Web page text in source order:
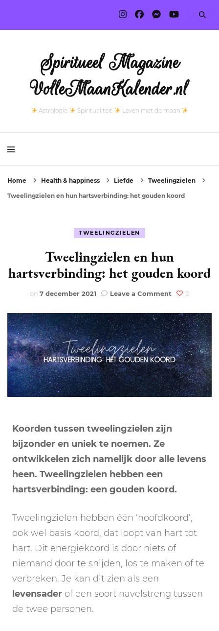
Spiritueel Magazine
VolleMaanKalender.nl
Astrologie Spiritualiteit Leven met de maan
Home Health & happiness Liefde Tweelingzielen
Tweelingzielen en hun hartsverbinding: het gouden koord
TWEELINGZIELEN
Tweelingzielen en hun
hartsverbinding: het gouden koord
on 7 december 2021 Leave a Commenton
en
hun
het
gouden
koord
0
Koorden tussen tweelingzielen zijn
bijzonder en uniek te noemen. Ze
ontwikkelen zich namelijk door alle levens
heen. Tweelingzielen hebben een
hartsverbinding: een gouden koord.
Tweelingzielen hebben één ‘hoofdkoord’,
ook wel basis koord, dat loopt van hart tot
hart. Dit energiekoord is door niets of
niemand door te snijden, los te maken of te
verbreken. Je kan dit zien als een
levensader of een soort navelstreng tussen
de twee personen.